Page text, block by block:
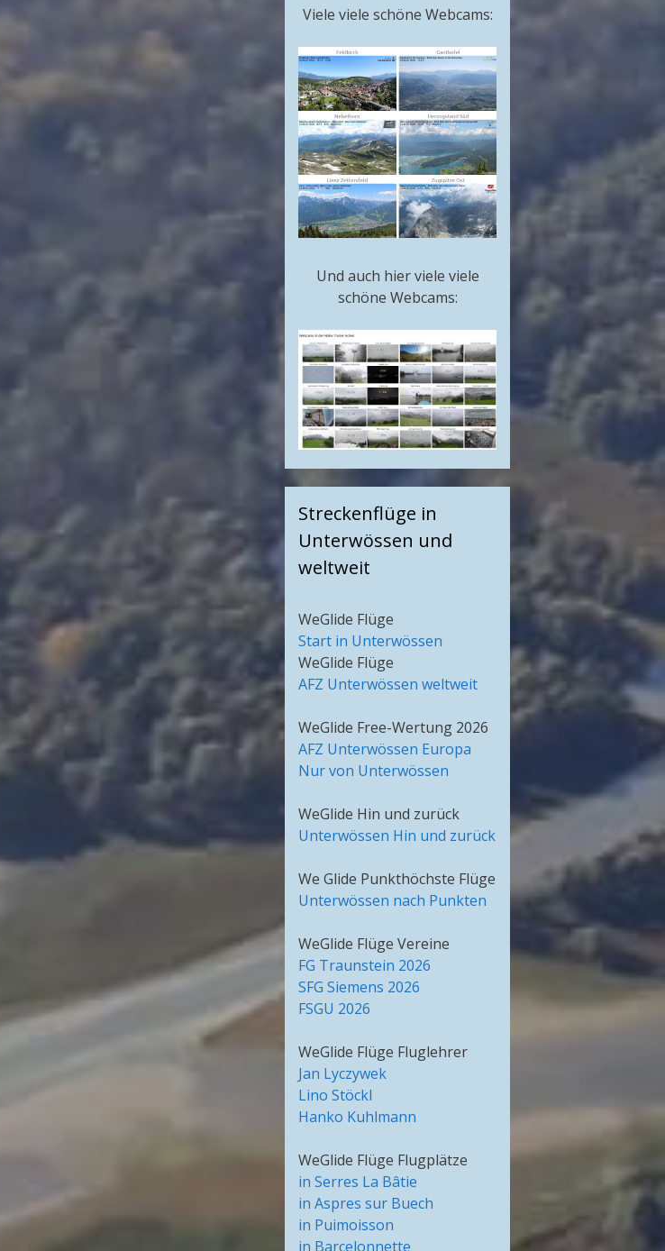
Viele viele schöne Webcams:
Und auch hier viele viele
schöne Webcams:
Streckenflüge in
Unterwössen und
weltweit
WeGlide Flüge
Start in Unterwössen
WeGlide Flüge
AFZ Unterwössen weltweit
WeGlide Free-Wertung 2026
AFZ Unterwössen Europa
Nur von Unterwössen
WeGlide Hin und zurück
Unterwössen Hin und zurück
We Glide Punkthöchste Flüge
Unterwössen nach Punkten
WeGlide Flüge Vereine
FG Traunstein 2026
SFG Siemens 2026
FSGU 2026
WeGlide Flüge Fluglehrer
Jan Lyczywek
Lino Stöckl
Hanko Kuhlmann
WeGlide Flüge Flugplätze
in Serres La Bâtie
in Aspres sur Buech
in Puimoisson
in Barcelonnette